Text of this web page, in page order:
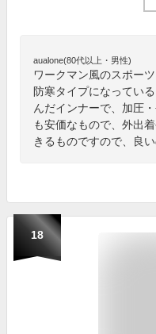
aualone(80代以上・男性)
ワークマン風のスポー
防寒タイプになってい
んだインナーで、加圧
も安価なもので、外出
きるものですので、良
18